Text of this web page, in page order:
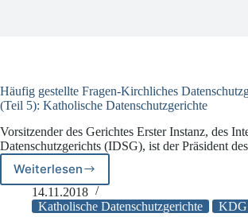
Häufig gestellte Fragen-Kirchliches
(Teil 5): Katholische Datenschutzgerichte
Vorsitzender des Gerichtes Erster Instanz, des
Datenschutzgerichts (IDSG), ist der Präsident
Weiterlesen
Häufig
gestellte
Fragen-
14.11.2018
Katholische Datenschutzgerichte
KDG